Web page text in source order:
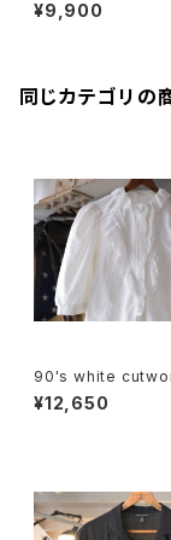
¥9,900
同じカテゴリの
90's white
mmed cotton
¥12,650